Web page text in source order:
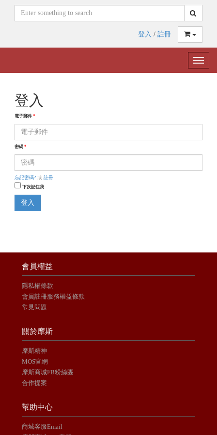
登入 / 註冊
Toggle
登入
電子郵件 *
密碼 *
忘記密碼? 或 註冊
下次記住我
登入
會員權益
隱私權條款
會員註冊服務權益條款
常見問題
關於摩斯
摩斯精神
MOS官網
摩斯商城FB粉絲團
合作提案
幫助中心
商城客服Email